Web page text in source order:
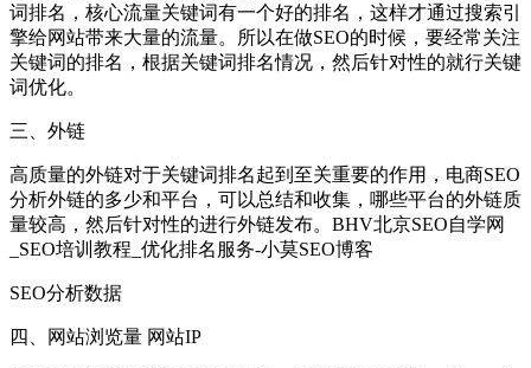
词排名，核心流量关键词有一个好的排名，这样才通过搜索引
擎给网站带来大量的流量。所以在做SEO的时候，要经常关注
关键词的排名，根据关键词排名情况，然后针对性的就行关键
词优化。
三、外链
高质量的外链对于关键词排名起到至关重要的作用，电商SEO
分析外链的多少和平台，可以总结和收集，哪些平台的外链质
量较高，然后针对性的进行外链发布。BHV北京SEO自学网
_SEO培训教程_优化排名服务-小莫SEO博客
SEO分析数据
四、网站浏览量 网站IP